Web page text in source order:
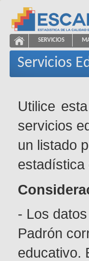
ESCALE - Unidad
Servicios Educativos
NAVEGACIÓN
SERVICIOS
Servicios
Utilice
servicios
un listado
estadística
- Los
Padrón
educativo.